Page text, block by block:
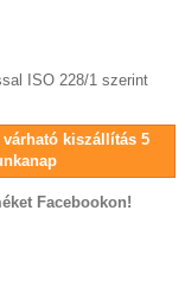
ISO 228/1 szerint
várható kiszállítás 5
Facebookon!